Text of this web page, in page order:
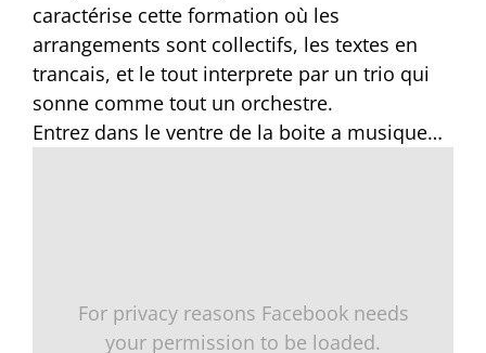
caractérise cette formation où les
arrangements sont collectifs, les textes en
trancais, et le tout interprete par un trio qui
sonne comme tout un orchestre.
Entrez dans le ventre de la boite a musique…
For privacy reasons Facebook needs
your permission to be loaded.